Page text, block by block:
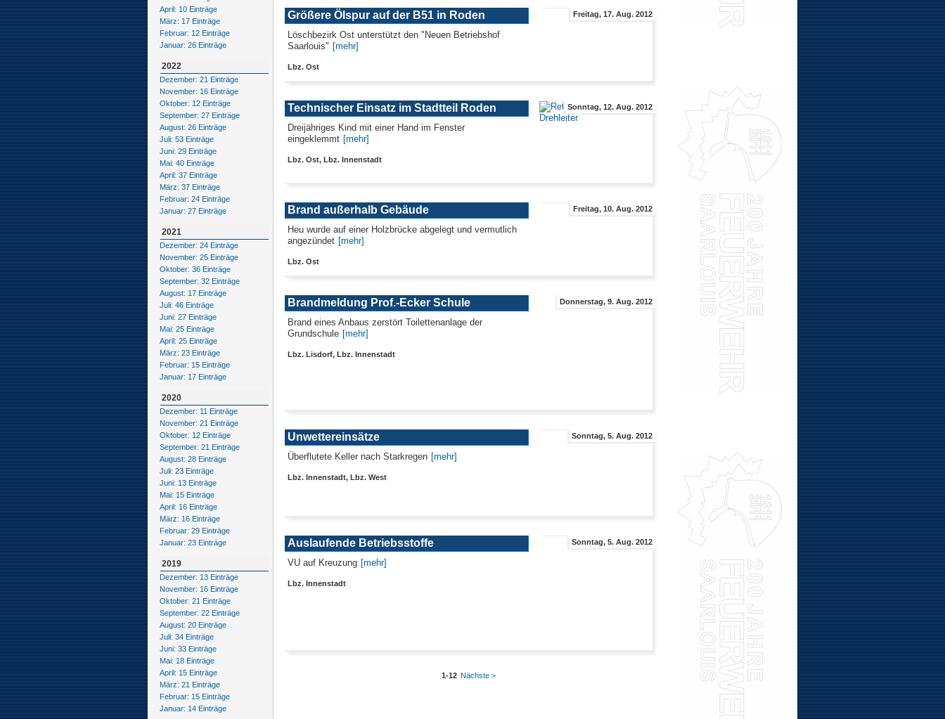
April: 10 Einträge
März: 17 Einträge
Februar: 12 Einträge
Januar: 26 Einträge
2022
Dezember: 21 Einträge
November: 16 Einträge
Oktober: 12 Einträge
September: 27 Einträge
August: 26 Einträge
Juli: 53 Einträge
Juni: 29 Einträge
Mai: 40 Einträge
April: 37 Einträge
März: 37 Einträge
Februar: 24 Einträge
Januar: 27 Einträge
2021
Dezember: 24 Einträge
November: 25 Einträge
Oktober: 36 Einträge
September: 32 Einträge
August: 17 Einträge
Juli: 46 Einträge
Juni: 27 Einträge
Mai: 25 Einträge
April: 25 Einträge
März: 23 Einträge
Februar: 15 Einträge
Januar: 17 Einträge
2020
Dezember: 11 Einträge
November: 21 Einträge
Oktober: 12 Einträge
September: 21 Einträge
August: 28 Einträge
Juli: 23 Einträge
Juni: 13 Einträge
Mai: 15 Einträge
April: 16 Einträge
März: 16 Einträge
Februar: 29 Einträge
Januar: 23 Einträge
2019
Dezember: 13 Einträge
November: 16 Einträge
Oktober: 21 Einträge
September: 22 Einträge
August: 20 Einträge
Juli: 34 Einträge
Juni: 33 Einträge
Mai: 18 Einträge
April: 15 Einträge
März: 21 Einträge
Februar: 15 Einträge
Januar: 14 Einträge
Freitag, 17. Aug. 2012
Größere Ölspur auf der B51 in Roden
Löschbezirk Ost unterstützt den "Neuen Betriebshof
Saarlouis" [mehr]
Lbz. Ost
Sonntag, 12. Aug. 2012
Technischer Einsatz im Stadtteil Roden
Dreijähriges Kind mit einer Hand im Fenster
eingeklemmt [mehr]
Lbz. Ost, Lbz. Innenstadt
Freitag, 10. Aug. 2012
Brand außerhalb Gebäude
Heu wurde auf einer Holzbrücke abgelegt und vermutlich
angezündet [mehr]
Lbz. Ost
Donnerstag, 9. Aug. 2012
Brandmeldung Prof.-Ecker Schule
Brand eines Anbaus zerstört Toilettenanlage der
Grundschule [mehr]
Lbz. Lisdorf, Lbz. Innenstadt
Sonntag, 5. Aug. 2012
Unwettereinsätze
Überflutete Keller nach Starkregen [mehr]
Lbz. Innenstadt, Lbz. West
Sonntag, 5. Aug. 2012
Auslaufende Betriebsstoffe
VU auf Kreuzung [mehr]
Lbz. Innenstadt
1-12 Nächste >